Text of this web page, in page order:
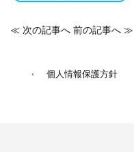
≪ 次の記事へ 前の記事へ ≫
個人情報保護方針